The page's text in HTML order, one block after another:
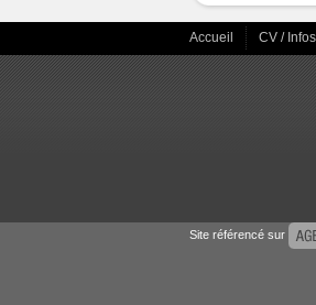
Accueil CV / Infos
Site référencé sur